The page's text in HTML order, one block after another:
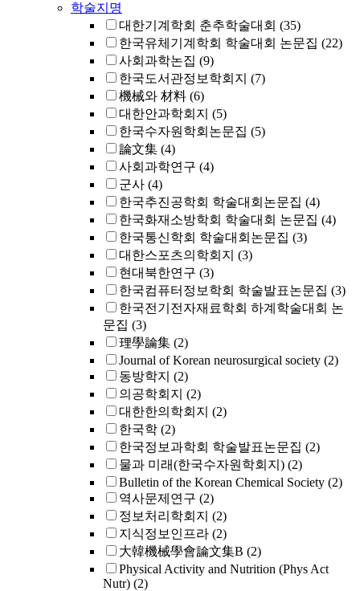
학술지명
대한기계학회 춘추학술대회 (35)
한국유체기계학회 학술대회 논문집 (22)
사회과학논집 (9)
한국도서관정보학회지 (7)
機械와 材料 (6)
대한안과학회지 (5)
한국수자원학회논문집 (5)
論文集 (4)
사회과학연구 (4)
군사 (4)
한국추진공학회 학술대회논문집 (4)
한국화재소방학회 학술대회 논문집 (4)
한국통신학회 학술대회논문집 (3)
대한스포츠의학회지 (3)
현대북한연구 (3)
한국컴퓨터정보학회 학술발표논문집 (3)
한국전기전자재료학회 하계학술대회 논
문집 (3)
理學論集 (2)
Journal of Korean neurosurgical society (2)
동방학지 (2)
의공학회지 (2)
대한한의학회지 (2)
한국학 (2)
한국정보과학회 학술발표논문집 (2)
물과 미래(한국수자원학회지) (2)
Bulletin of the Korean Chemical Society (2)
역사문제연구 (2)
정보처리학회지 (2)
지식정보인프라 (2)
大韓機械學會論文集B (2)
Physical Activity and Nutrition (Phys Act
Nutr) (2)